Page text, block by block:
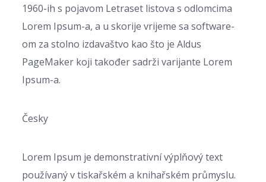
1960-ih s pojavom Letraset listova s odlomcima
Lorem Ipsum-a, a u skorije vrijeme sa software-
om za stolno izdavaštvo kao što je Aldus
PageMaker koji također sadrži varijante Lorem
Ipsum-a.
Česky
Lorem Ipsum je demonstrativní výplňový text
používaný v tiskařském a knihařském průmyslu.